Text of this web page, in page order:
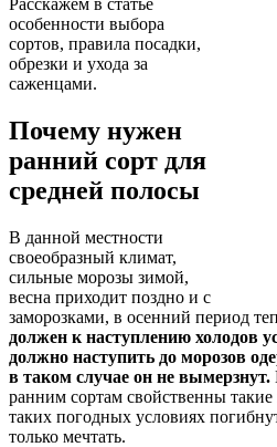
особенности выбора
сортов, правила посадки,
обрезки и ухода за
саженцами.
Почему нужен
ранний сорт для
средней полосы
В данной местности
своеобразный климат,
сильные морозы зимой,
весна приходит поздно и с
заморозками, в осенний период
должен к наступлению холодов
должно наступить до морозов
в таком случае он не вымерзнут.
ранним сортам свойственны
таких погодных условиях
только мечтать.